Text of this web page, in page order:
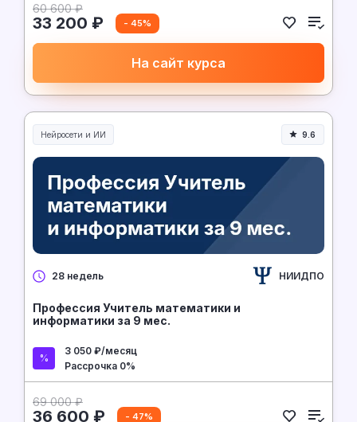
60 600 ₽
33 200 ₽ - 45%
На сайт курса
Нейросети и ИИ
Нейросети и искусственный интеллект
9.6
28 недель НИИДПО
Профессия Учитель математики и
информатики за 9 мес.
3 050 ₽/месяц
Рассрочка 0%
69 000 ₽
36 600 ₽ - 47%